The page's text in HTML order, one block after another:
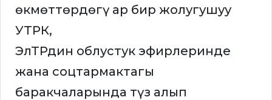
өкмөттөрдөгү ар бир жолугушуу
УТРК,
ЭлТРдин облустук эфирлеринде
жана соцтармактагы
баракчаларында түз алып